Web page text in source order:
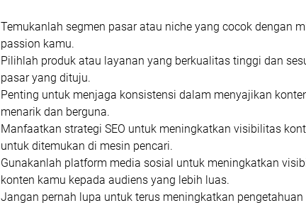
Temukanlah segmen pasar atau niche yang cocok dengan
passion kamu.
Pilihlah produk atau layanan yang berkualitas tinggi dan
pasar yang dituju.
Penting untuk menjaga konsistensi dalam menyajikan
menarik dan berguna.
Manfaatkan strategi SEO untuk meningkatkan visibilitas
untuk ditemukan di mesin pencari.
Gunakanlah platform media sosial untuk meningkatkan
konten kamu kepada audiens yang lebih luas.
Jangan pernah lupa untuk terus meningkatkan pengetahuan